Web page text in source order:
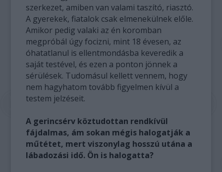
szerkezet, amiben van valami taszító, riasztó.
A gyerekek, fiatalok csak elmenekülnek előle.
Amikor pedig valaki az én koromban
megpróbál úgy focizni, mint 18 évesen, az
óhatatlanul is ellentmondásba keveredik a
saját testével, és ezen a ponton jönnek a
sérülések. Tudomásul kellett vennem, hogy
nem hagyhatom tovább figyelmen kívül a
testem jelzéseit.
A gerincsérv köztudottan rendkívül
fájdalmas, ám sokan mégis halogatják a
műtétet, mert viszonylag hosszú utána a
lábadozási idő. Ön is halogatta?